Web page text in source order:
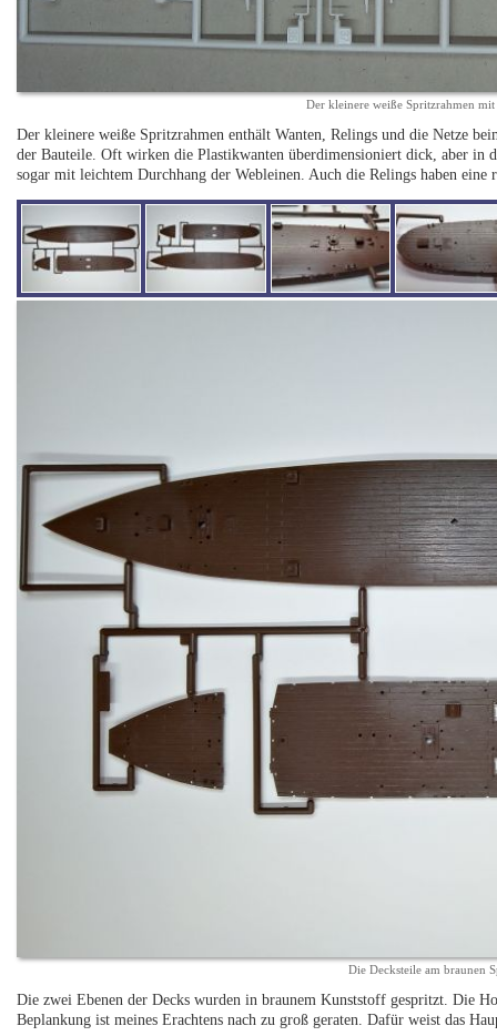
Der kleinere weiße Spritzrahmen
Der kleinere weiße Spritzrahmen enthält Wanten, Relings und die Netze
der Bauteile. Oft wirken die Plastikwanten überdimensioniert dick, aber in
sogar mit leichtem Durchhang der Webleinen. Auch die Relings haben eine
Die Decksteile am braunen
Die zwei Ebenen der Decks wurden in braunem Kunststoff gespritzt. Die
Beplankung ist meines Erachtens nach zu groß geraten. Dafür weist das